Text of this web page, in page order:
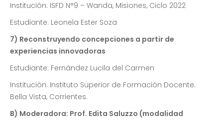
Institución: ISFD N°9 – Wanda, Misiones, Ciclo 2022
Estudiante: Leonela Ester Soza
7) Reconstruyendo concepciones a partir de
experiencias innovadoras
Estudiante: Fernández Lucila del Carmen
Institución: Instituto Superior de Formación Docente.
Bella Vista, Corrientes.
B) Moderadora: Prof. Edita Saluzzo (modalidad